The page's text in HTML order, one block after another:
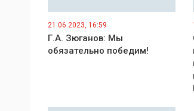
21.06.2023, 16:59
Г.А. Зюганов: Мы
обязательно победим!